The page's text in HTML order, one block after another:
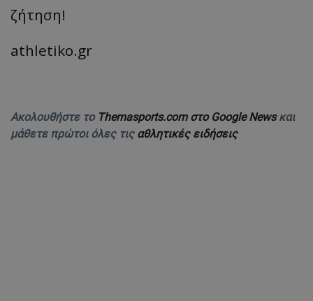
ζήτηση!
athletiko.gr
Ακολουθήστε το Themasports.com στο Google Newsκαι
μάθετε πρώτοι όλες τις αθλητικές ειδήσεις